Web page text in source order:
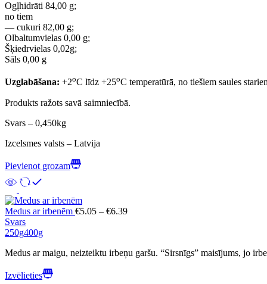
Ogļhidrāti 84,00 g;
no tiem
— cukuri 82,00 g;
Olbaltumvielas 0,00 g;
Šķiedrvielas 0,02g;
Sāls 0,00 g
Uzglabāšana: +2oC līdz +25oC temperatūrā, no tiešiem saules
Produkts ražots savā saimniecībā.
Svars – 0,450kg
Izcelsmes valsts – Latvija
Pievienot grozam
Medus ar irbenēm €5.05 – €6.39Price
€6.39
Svars
250g400g
Medus ar maigu, neizteiktu irbeņu garšu. “Sirsnīgs” maisījums, jo
Izvēlieties